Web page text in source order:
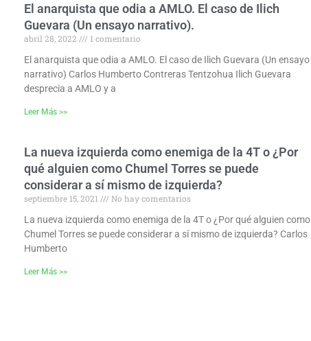
El anarquista que odia a AMLO. El caso de Ilich
Guevara (Un ensayo narrativo).
abril 28, 2022
1 comentario
El anarquista que odia a AMLO. El caso de Ilich Guevara (Un ensayo
narrativo) Carlos Humberto Contreras Tentzohua Ilich Guevara
desprecia a AMLO y a
Leer Más >>
La nueva izquierda como enemiga de la 4T o ¿Por
qué alguien como Chumel Torres se puede
considerar a sí mismo de izquierda?
septiembre 15, 2021
No hay comentarios
La nueva izquierda como enemiga de la 4T o ¿Por qué alguien como
Chumel Torres se puede considerar a sí mismo de izquierda? Carlos
Humberto
Leer Más >>